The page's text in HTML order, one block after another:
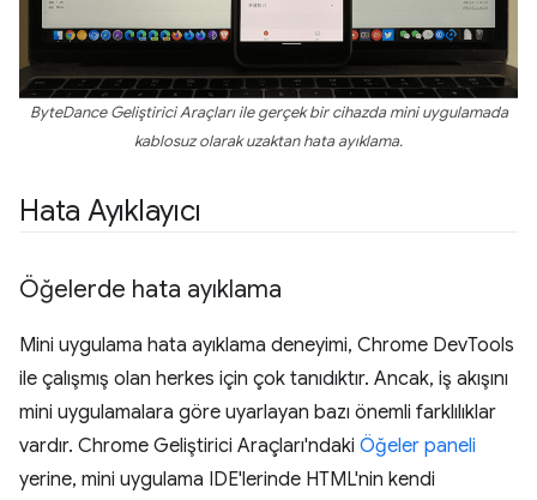
ByteDance Geliştirici Araçları ile gerçek bir cihazda mini uygulamada
kablosuz olarak uzaktan hata ayıklama.
Hata Ayıklayıcı
Öğelerde hata ayıklama
Mini uygulama hata ayıklama deneyimi, Chrome DevTools
ile çalışmış olan herkes için çok tanıdıktır. Ancak, iş akışını
mini uygulamalara göre uyarlayan bazı önemli farklılıklar
vardır. Chrome Geliştirici Araçları'ndaki Öğeler paneli
yerine, mini uygulama IDE'lerinde HTML'nin kendi